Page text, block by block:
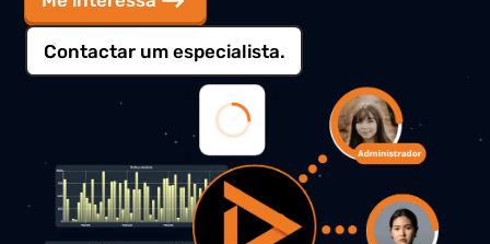
Me interessa
Contactar um especialista.